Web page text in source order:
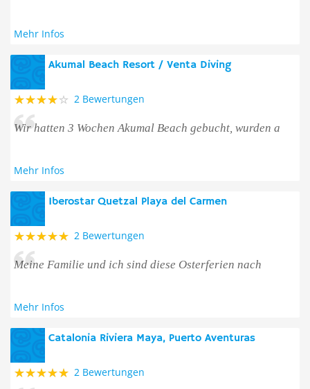
Mehr Infos
Akumal Beach Resort / Venta Diving
2 Bewertungen
Wir hatten 3 Wochen Akumal Beach gebucht, wurden a
Mehr Infos
Iberostar Quetzal Playa del Carmen
2 Bewertungen
Meine Familie und ich sind diese Osterferien nach
Mehr Infos
Catalonia Riviera Maya, Puerto Aventuras
2 Bewertungen